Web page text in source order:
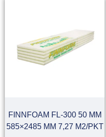
FINNFOAM FL-300 50 MM
585×2485 MM 7,27 M2/PKT